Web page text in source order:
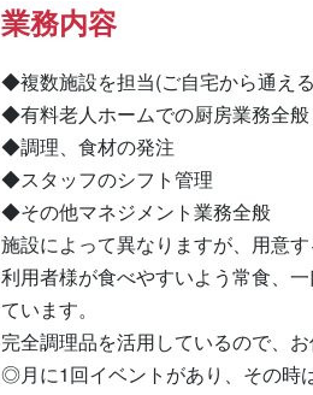
業務内容
◆複数施設を担当(ご自宅から通え
◆有料老人ホームでの厨房業務全般
◆調理、食材の発注
◆スタッフのシフト管理
◆その他マネジメント業務全般
施設によって異なりますが、用意
利用者様が食べやすいよう常食、
ています。
完全調理品を活用しているので、
◎月に1回イベントがあり、その時